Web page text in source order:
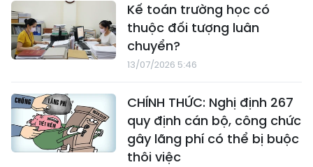
Kế toán trường học có
thuộc đối tượng luân
chuyển?
13/07/2026 5:46
CHÍNH THỨC: Nghị định 267
quy định cán bộ, công chức
gây lãng phí có thể bị buộc
thôi việc